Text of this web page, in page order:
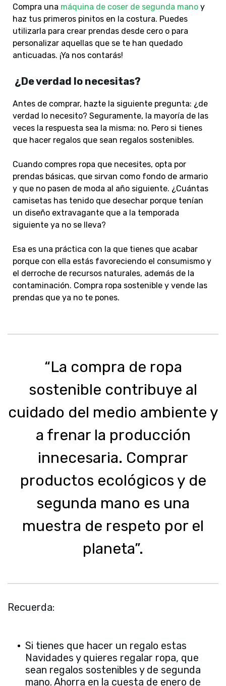
Compra una máquina de coser de segunda mano y
haz tus primeros pinitos en la costura. Puedes
utilizarla para crear prendas desde cero o para
personalizar aquellas que se te han quedado
anticuadas. ¡Ya nos contarás!
¿De verdad lo necesitas?
Antes de comprar, hazte la siguiente pregunta: ¿de
verdad lo necesito? Seguramente, la mayoría de las
veces la respuesta sea la misma: no. Pero si tienes
que hacer regalos que sean regalos sostenibles.
Cuando compres ropa que necesites, opta por
prendas básicas, que sirvan como fondo de armario
y que no pasen de moda al año siguiente. ¿Cuántas
camisetas has tenido que desechar porque tenían
un diseño extravagante que a la temporada
siguiente ya no se lleva?
Esa es una práctica con la que tienes que acabar
porque con ella estás favoreciendo el consumismo y
el derroche de recursos naturales, además de la
contaminación. Compra ropa sostenible y vende las
prendas que ya no te pones.
“La compra de ropa
sostenible contribuye al
cuidado del medio ambiente y
a frenar la producción
innecesaria. Comprar
productos ecológicos y de
segunda mano es una
muestra de respeto por el
planeta”.
Recuerda:
Si tienes que hacer un regalo estas
Navidades y quieres regalar ropa, que
sean regalos sostenibles y de segunda
mano. Ahorra en la cuesta de enero de